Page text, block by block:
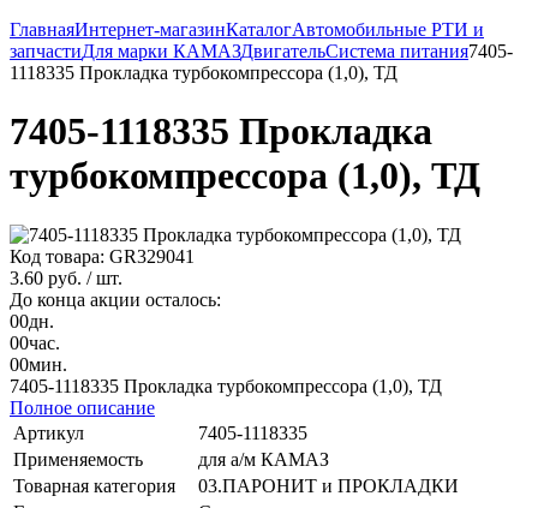
ГлавнаяИнтернет-магазинКаталогАвтомобильные РТИ и
запчастиДля марки КАМАЗДвигательСистема питания7405-
1118335 Прокладка турбокомпрессора (1,0), ТД
7405-1118335 Прокладка
турбокомпрессора (1,0), ТД
Код товара: GR329041
3.60 руб. / шт.
До конца акции осталось:
00дн.
00час.
00мин.
7405-1118335 Прокладка турбокомпрессора (1,0), ТД
Полное описание
Артикул
7405-1118335
Применяемость
для а/м КАМАЗ
Товарная категория
03.ПАРОНИТ и ПРОКЛАДКИ